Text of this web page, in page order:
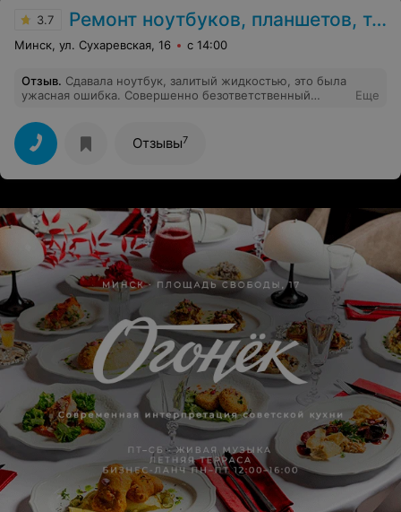
3.7 Ремонт ноутбуков, планшетов, телефонов
Минск, ул. Сухаревская, 16 с 14:00
Отзыв. Сдавала ноутбук, залитый жидкостью, это была
ужасная ошибка. Совершенно безответственный
ремонт за огромные деньги, если это вообще можно
назвать ремонтом. Отдали винчестер с моего ноута
совершенно незнакомому человеку без документов, в
чем обвинили меня, добавив, что я всё равно ничего
не докажу, подменили мою оперативку, трубку
больше полугода, хотя изначально говорили о неделе
ремонта, с большим трудом смогла забрать его, до
конца не починен, даже не почистили клавиатуру. В
общем, обходите эту мастерскую стороной и не
повторяйте моих ошибок.
Еще
Отзывы7